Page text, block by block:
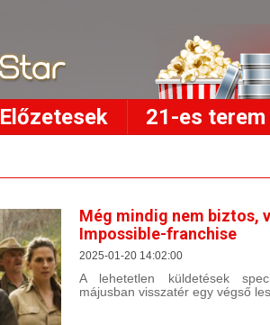
Előzetesek 21-es terem
Még mindig nem biztos,
Impossible-franchise
2025-01-20 14:02:00
A lehetetlen küldetések
májusban visszatér egy végső